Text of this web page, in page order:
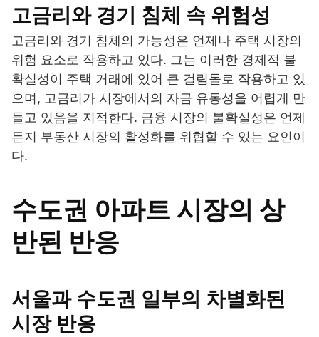
고금리와 경기 침체 속 위험성
고금리와 경기 침체의 가능성은 언제나 주택 시장의
위험 요소로 작용하고 있다. 그는 이러한 경제적 불
확실성이 주택 거래에 있어 큰 걸림돌로 작용하고 있
으며, 고금리가 시장에서의 자금 유동성을 어렵게 만
들고 있음을 지적한다. 금융 시장의 불확실성은 언제
든지 부동산 시장의 활성화를 위협할 수 있는 요인이
다.
수도권 아파트 시장의 상
반된 반응
서울과 수도권 일부의 차별화된
시장 반응